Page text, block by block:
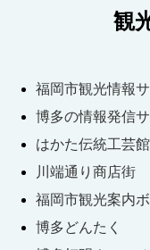
観
福岡市観光情報
博多の情報発信
はかた伝統工芸館
川端通り商店街
福岡市観光案内
博多どんたく